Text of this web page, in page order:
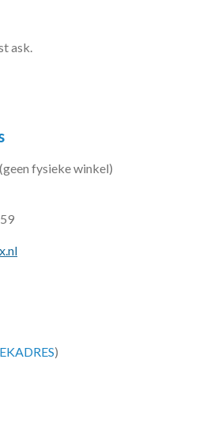
ask.
fysieke winkel)
)